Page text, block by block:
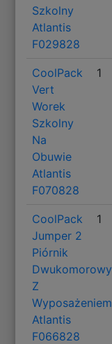
Szkolny
Atlantis
F029828
CoolPack
Vert
Worek
Szkolny
Na
Obuwie
Atlantis
F070828
1
CoolPack
Jumper 2
Piórnik
Dwukomorowy
Z
Wyposażeniem
Atlantis
F066828
1